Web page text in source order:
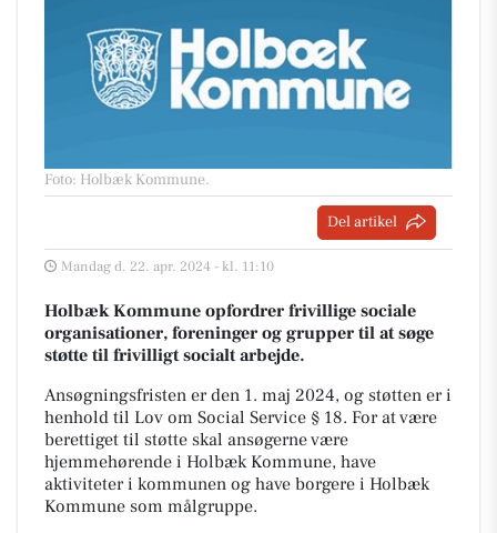
Foto: Holbæk Kommune.
Del artikel
Mandag d. 22. apr. 2024 - kl. 11:10
Holbæk Kommune opfordrer frivillige sociale
organisationer, foreninger og grupper til at søge
støtte til frivilligt socialt arbejde.
Ansøgningsfristen er den 1. maj 2024, og støtten er i
henhold til Lov om Social Service § 18. For at være
berettiget til støtte skal ansøgerne være
hjemmehørende i Holbæk Kommune, have
aktiviteter i kommunen og have borgere i Holbæk
Kommune som målgruppe.